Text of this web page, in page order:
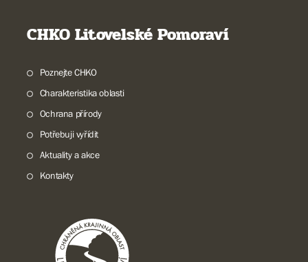
CHKO Litovelské Pomoraví
Poznejte CHKO
Charakteristika oblasti
Ochrana přírody
Potřebuji vyřídit
Aktuality a akce
Kontakty